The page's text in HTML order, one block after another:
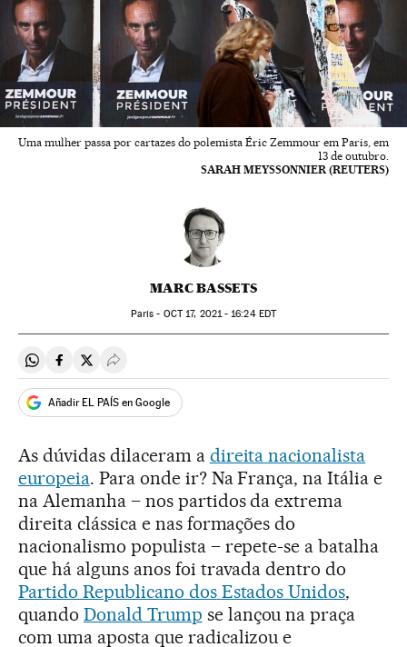
Uma mulher passa por cartazes do polemista Éric Zemmour em Paris, em
13 de outubro.
SARAH MEYSSONNIER (REUTERS)
MARC BASSETS
Paris - OCT17, 2021 - 16:24EDT
Compartir en Whatsapp
Compartir en Facebook
Compartir en Twitter
Desplegar Redes Sociales
Añadir EL PAÍS en Google
As dúvidas dilaceram a direita nacionalista
europeia. Para onde ir? Na França, na Itália e
na Alemanha – nos partidos da extrema
direita clássica e nas formações do
nacionalismo populista – repete-se a batalha
que há alguns anos foi travada dentro do
Partido Republicano dos Estados Unidos,
quando Donald Trump se lançou na praça
com uma aposta que radicalizou e